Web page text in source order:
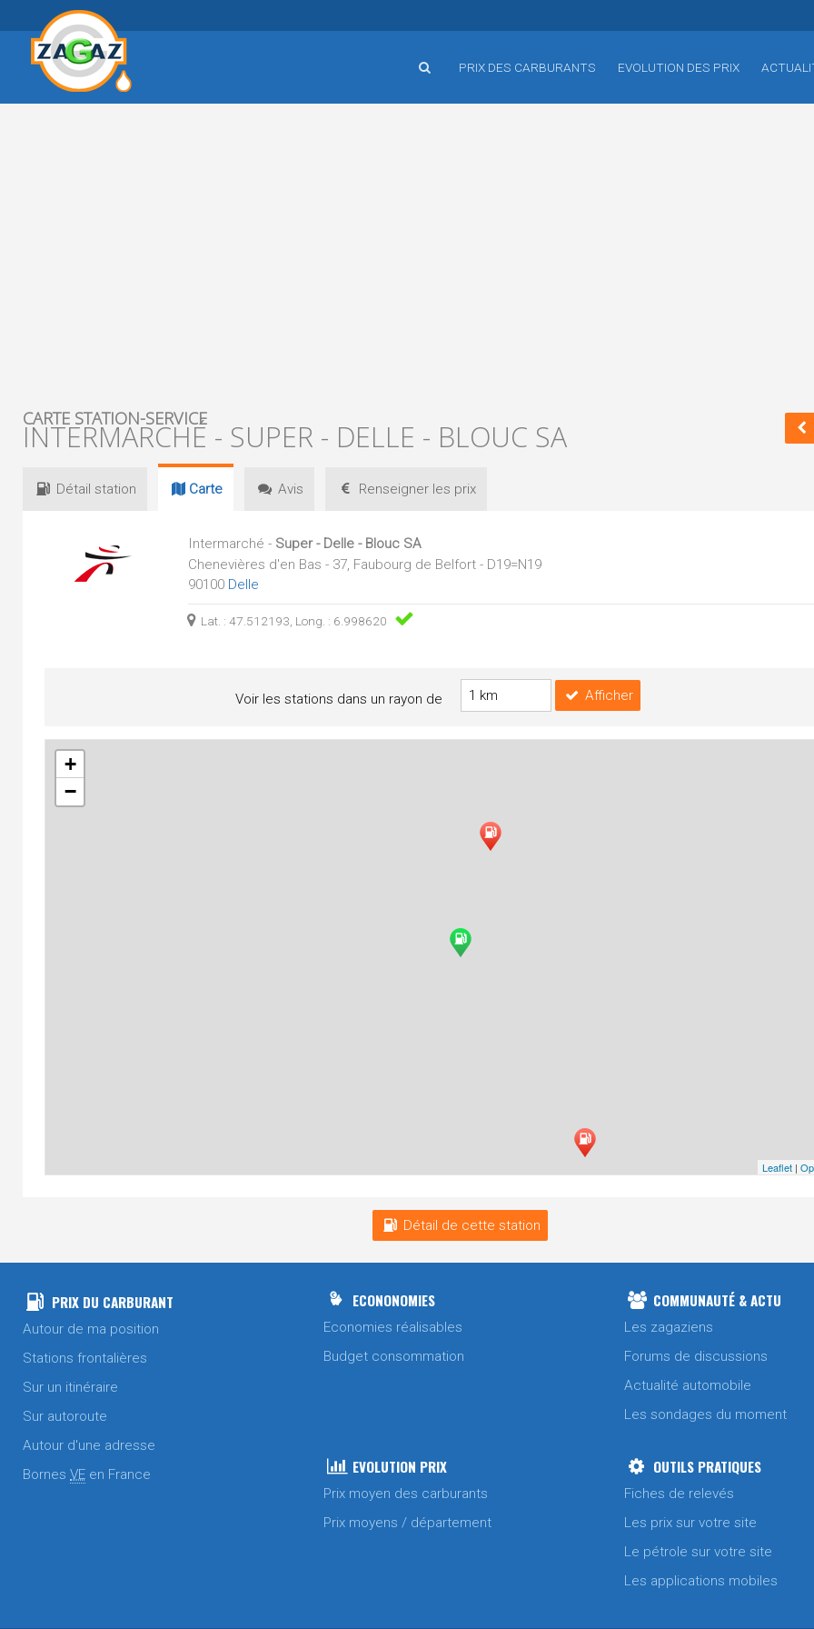
PRIX DES CARBURANTS EVOLUTION DES PRIX
CARTE STATION-SERVICE
INTERMARCHÉ - SUPER - DELLE - BLOUC SA
Détail station Carte Avis Renseigner les prix
Intermarché - Super - Delle - Blouc SA
Chenevières d'en Bas - 37, Faubourg de Belfort - D19=N19
90100 Delle
Lat. : 47.512193, Long. : 6.998620
Voir les stations dans un rayon de Afficher
+
−
Leaflet |
Détail de cette station
PRIX DU CARBURANT
Autour de ma position
Stations frontalières
Sur un itinéraire
Sur autoroute
Autour d'une adresse
Bornes VE en France
ECONONOMIES
Economies réalisables
Budget consommation
COMMUNAUTÉ & ACTU
Les zagaziens
Forums de discussions
Actualité automobile
Les sondages du moment
EVOLUTION PRIX
Prix moyen des carburants
Prix moyens / département
OUTILS PRATIQUES
Fiches de relevés
Les prix sur votre site
Le pétrole sur votre site
Les applications mobiles